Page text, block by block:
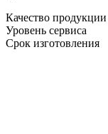
Качество продукции
Уровень сервиса
Срок изготовления